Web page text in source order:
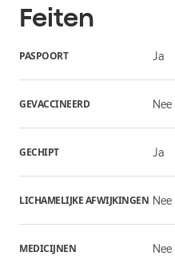
Feiten
PASPOORT Ja
GEVACCINEERD Nee
GECHIPT Ja
LICHAMELIJKE AFWIJKINGEN Nee
MEDICIJNEN Nee